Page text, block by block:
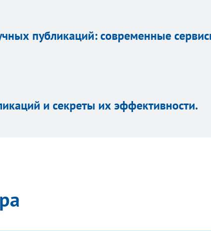
публикаций: современные
и секреты их эффективности.